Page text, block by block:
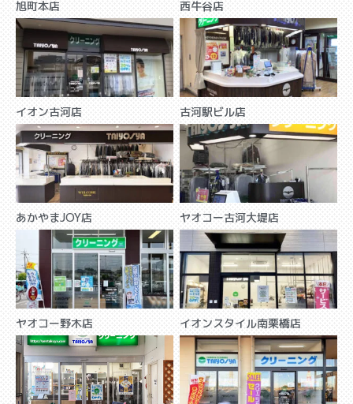
旭町本店 西牛谷店
イオン古河店 古河駅ビル店
あかやまJOY店 ヤオコー古河大堤店
ヤオコー野木店 イオンスタイル南栗橋店